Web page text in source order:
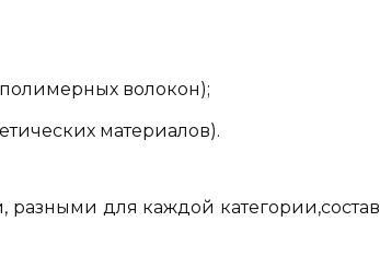
волокон);
материалов).
для каждой категории,состав